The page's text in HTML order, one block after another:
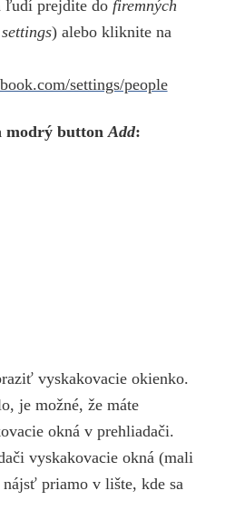
ľudí prejdite do firemných
) alebo kliknite na
settings/people
modrý buttonAdd:
vyskakovacie okienko.
je možné, že máte
okná v prehliadači.
vyskakovacie okná (mali
priamo v lište, kde sa